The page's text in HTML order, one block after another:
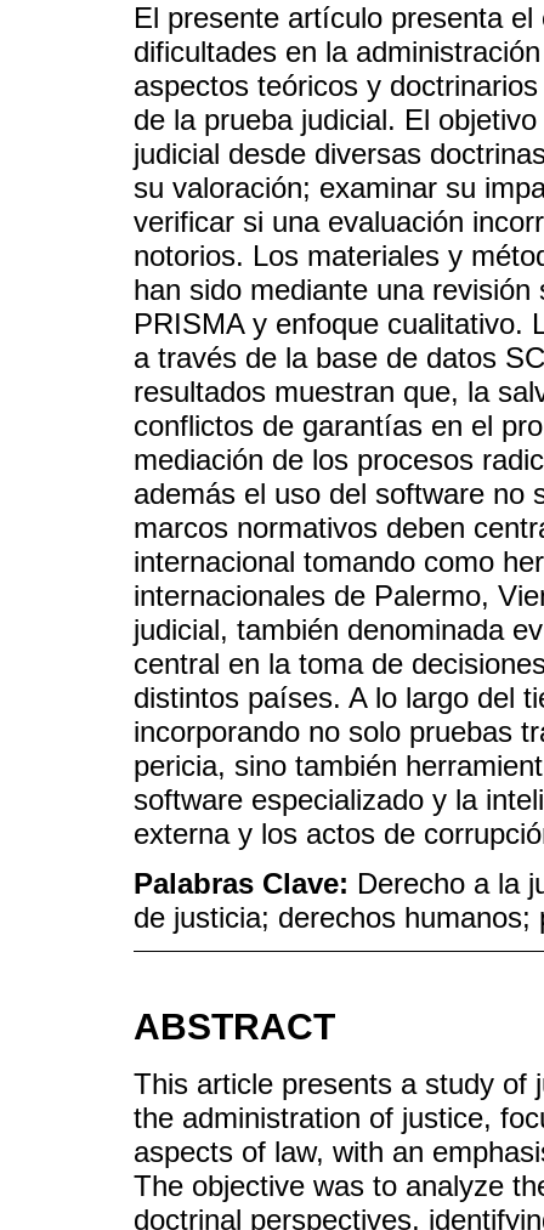
El presente artículo presenta
dificultades en la
aspectos teóricos y
de la prueba judicial. El
judicial desde diversas
su valoración; examinar su
verificar si una evaluación
notorios. Los materiales y
han sido mediante una
PRISMA y enfoque cualitativo.
a través de la base de datos
resultados muestran que, la
conflictos de garantías en el
mediación de los procesos
además el uso del software no
marcos normativos deben
internacional tomando como
internacionales de Palermo,
judicial, también denominada
central en la toma de
distintos países. A lo largo del
incorporando no solo pruebas
pericia, sino también
software especializado y la
externa y los actos de
Palabras Clave: Derecho a la
de justicia; derechos humanos;
ABSTRACT
This article presents a study of
the administration of justice,
aspects of law, with an
The objective was to analyze
doctrinal perspectives,